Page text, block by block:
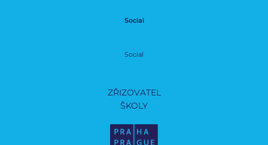
Social
Social
ZŘIZOVATEL
ŠKOLY